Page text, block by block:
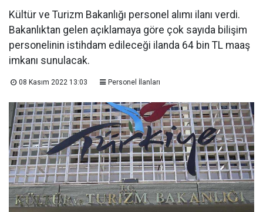
Kültür ve Turizm Bakanlığı personel alımı ilanı verdi.
Bakanlıktan gelen açıklamaya göre çok sayıda bilişim
personelinin istihdam edileceği ilanda 64 bin TL maaş
imkanı sunulacak.
08 Kasım 2022 13:03 Personel İlanları